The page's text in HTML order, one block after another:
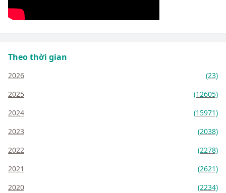
Theo thời gian
2026
(23)
2025
(12605)
2024
(15971)
2023
(2038)
2022
(2278)
2021
(2621)
2020
(2234)